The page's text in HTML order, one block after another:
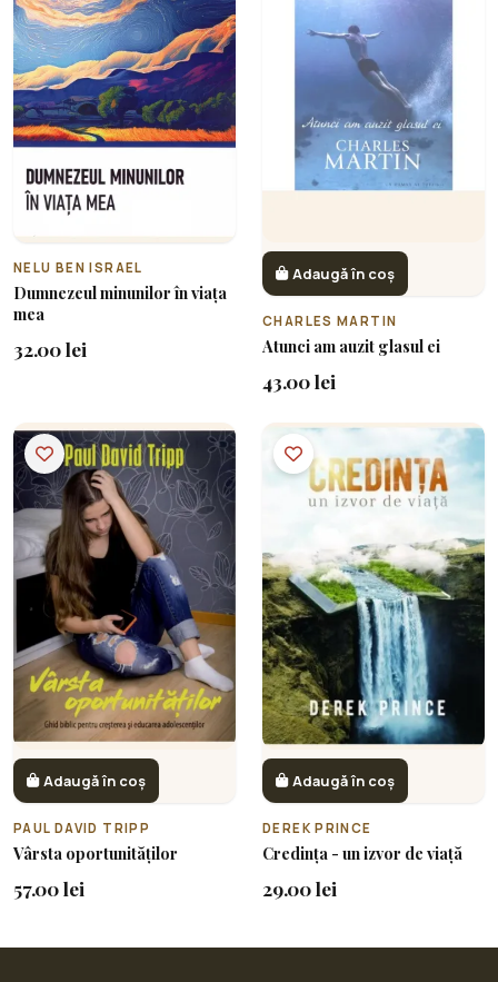
NELU BEN ISRAEL
Dumnezeul minunilor în viața
mea
32.00 lei
Adaugă în coș
CHARLES MARTIN
Atunci am auzit glasul ei
43.00 lei
Adaugă în coș
PAUL DAVID TRIPP
Vârsta oportunităților
57.00 lei
Adaugă în coș
DEREK PRINCE
Credința - un izvor de viață
29.00 lei